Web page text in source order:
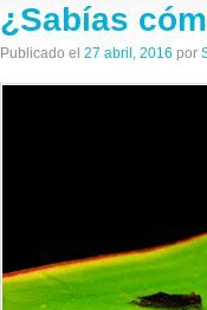
¿Sabías
Publicado el 27 abril, 2016 por